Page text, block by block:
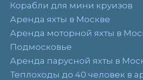
Корабли для мини круизов
Аренда яхты в Москве
Аренда моторной яхты в
Подмосковье
Аренда парусной яхты в
Теплоходы до 40 человек в